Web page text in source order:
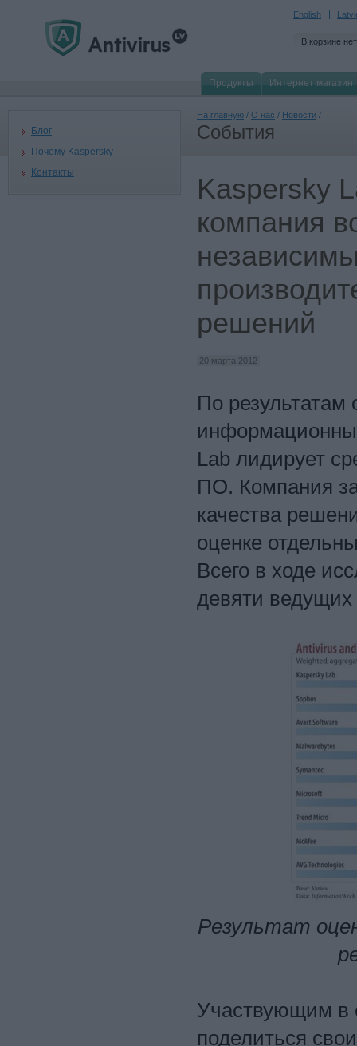
English
В корзине
Продукты Интернет магазин
Блог
Почему Kaspersky
Контакты
На главную / О нас / Новости /
События
Kaspersky
компания
решений
20 марта 2012
По результатам
Lab лидирует
ПО. Компания
качества
оценке
Всего в ходе
девяти ведущих
Результат
Участвующим в
поделиться